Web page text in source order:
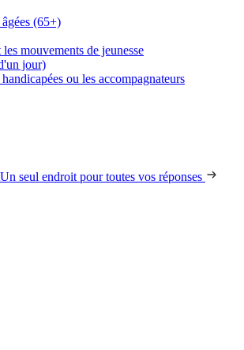
(65+)
mouvements de jeunesse
jour)
ou les accompagnateurs
Un seul endroit pour toutes vos réponses